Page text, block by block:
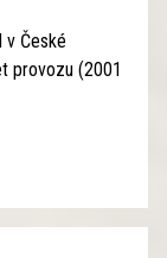
v České
provozu (2001